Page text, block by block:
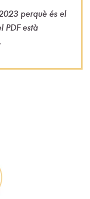
perquè és el
PDF està